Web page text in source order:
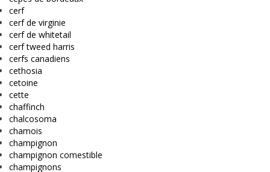
cerf
cerf de virginie
cerf de whitetail
cerf tweed harris
cerfs canadiens
cethosia
cetoine
cette
chaffinch
chalcosoma
chamois
champignon
champignon comestible
champignons